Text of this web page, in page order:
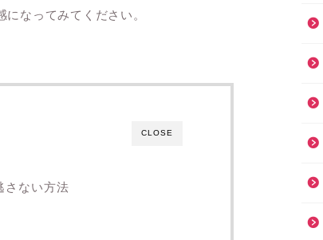
なってみてください。
CLOSE
さない方法